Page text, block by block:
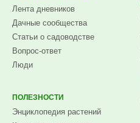
Лента дневников
Дачные сообщества
Статьи о садоводстве
Вопрос-ответ
Люди
ПОЛЕЗНОСТИ
Энциклопедия растений